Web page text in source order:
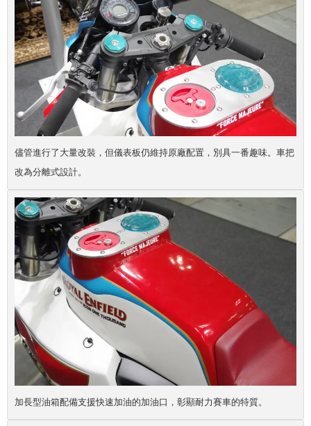
儘管進行了大量改裝，但儀表板仍維持原廠配置，別具一番趣味。車把
改為分離式設計。
加長型油箱配備支援快速加油的加油口，彰顯耐力賽車的特質。